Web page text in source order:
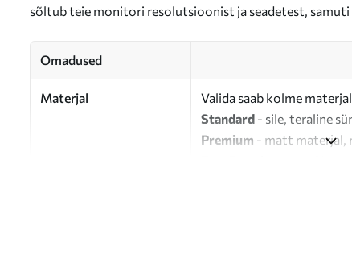
sõltub teie monitori resolutsioonist ja seadetest,
Omadused
Materjal
Valida saab kolme
Standard - sile, teraline
Premium - matt materjal,